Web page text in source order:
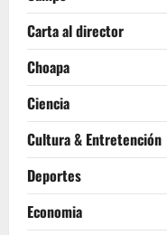
Carta al director
Choapa
Ciencia
Cultura & Entretención
Deportes
Economia